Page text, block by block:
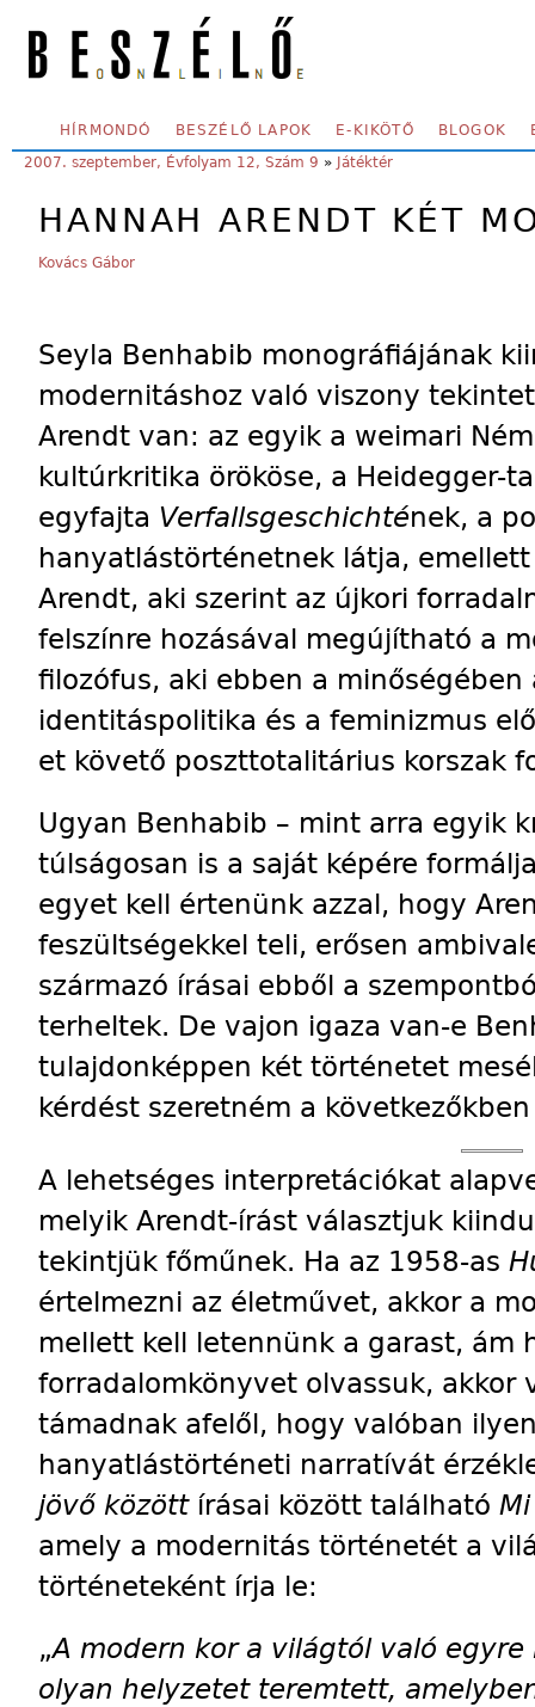
SECONDARY MENU
HÍRMONDÓ BESZÉLŐ LAPOK E-KIKÖTŐ BLOGOK
YOU ARE HERE:
2007. szeptember, Évfolyam 12, Szám 9 » Játéktér
HANNAH ARENDT KÉT
Kovács Gábor
Seyla Benhabib monográfiájának
modernitáshoz való viszony
Arendt van: az egyik a weimari
kultúrkritika örököse, a Heidegger-
egyfajta Verfallsgeschichtének, a
hanyatlástörténetnek látja,
Arendt, aki szerint az újkori
felszínre hozásával megújítható a
filozófus, aki ebben a minőségében
identitáspolitika és a feminizmus
et követő poszttotalitárius korszak
Ugyan Benhabib – mint arra egyik
túlságosan is a saját képére
egyet kell értenünk azzal, hogy
feszültségekkel teli, erősen
származó írásai ebből a
terheltek. De vajon igaza van-e
tulajdonképpen két történetet
kérdést szeretném a
A lehetséges interpretációkat
melyik Arendt-írást választjuk
tekintjük főműnek. Ha az 1958-as
értelmezni az életművet, akkor a
mellett kell letennünk a garast, ám
forradalomkönyvet olvassuk, akkor
támadnak afelől, hogy valóban
hanyatlástörténeti narratívát
jövő közöttírásai között található
amely a modernitás történetét a
történeteként írja le:
„A modern kor a világtól való
olyan helyzetet teremtett,